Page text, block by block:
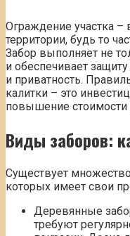
Ограждение участка –
территории, будь то
Забор выполняет не
и обеспечивает
и приватность.
калитки – это
повышение стоимости
Виды заборов:
Существует
которых имеет свои
Деревянные
требуют